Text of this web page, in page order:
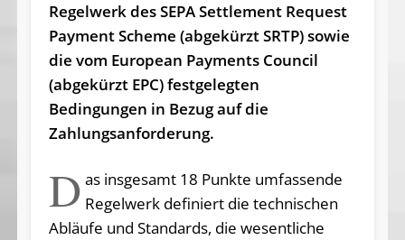
Regelwerk des SEPA Settlement Request
Payment Scheme (abgekürzt SRTP) sowie
die vom European Payments Council
(abgekürzt EPC) festgelegten
Bedingungen in Bezug auf die
Zahlungsanforderung.
D as insgesamt 18 Punkte umfassende
Regelwerk definiert die technischen
Abläufe und Standards, die wesentliche